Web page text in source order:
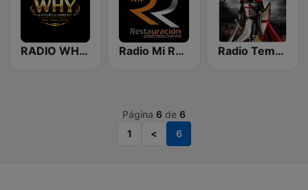
RADIO WHY ENTERTAINMENT Radio Mi Restauración Radio Templaria
Página 6 de 6
1
< 6